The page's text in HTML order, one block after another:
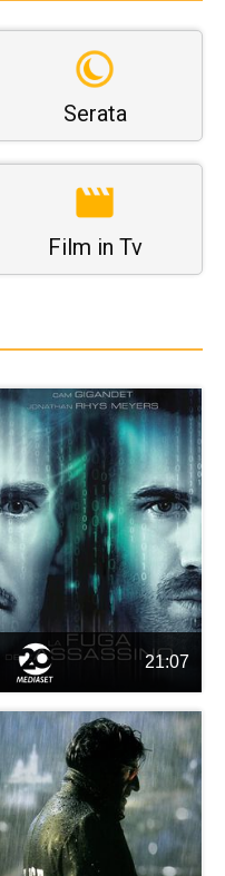
Serata
Film in Tv
21:07